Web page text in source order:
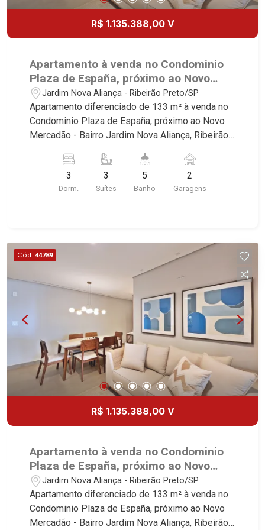
R$ 1.135.388,00 V
Apartamento à venda no Condominio
Plaza de España, próximo ao Novo
Mercadão - Ribeirão Preto/SP.
Jardim Nova Aliança - Ribeirão Preto/SP
Apartamento diferenciado de 133 m² à venda no
Condominio Plaza de España, próximo ao Novo
Mercadão - Bairro Jardim Nova Aliança, Ribeirão
imóvel que a Martinelli Imobiliária selecionou
para você: - 143m² de area util - 03 suites - Sala
02 ambientes com Open View - Lavabo - Cozinha
dormitórios, sala e sacada gourmet - Area de
Serviço - Banheiro de Serviço - Varanda Gourmet
com Churrasqueira à gás - 02 Vagas - Fino
acabamento - Alto Padrão Martinelli Imobiliária,
referência no mercado imobiliário desde 2000.
Especialistas em Venda, Locação e
Lançamentos! Avenida João Fiúsa, 1051 - Alto da
Boa Vista | Ribeirão Preto.
3
Dorm.
3
Suítes
5
Banho
2
Garagens
Cód. 44789
R$ 1.135.388,00 V
Apartamento à venda no Condominio
Plaza de España, próximo ao Novo
Mercadão - Ribeirão Preto/SP.
Jardim Nova Aliança - Ribeirão Preto/SP
Apartamento diferenciado de 133 m² à venda no
Condominio Plaza de España, próximo ao Novo
Mercadão - Bairro Jardim Nova Aliança, Ribeirão